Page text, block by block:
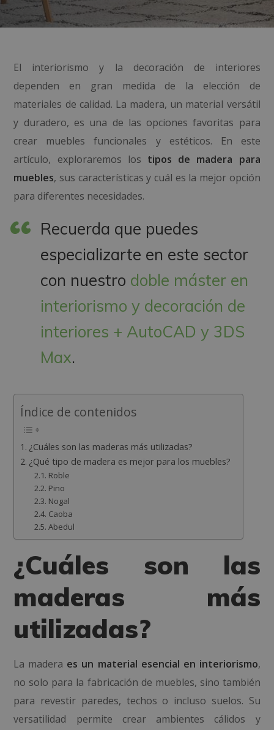
El interiorismo y la decoración de interiores
dependen en gran medida de la elección de
materiales de calidad. La madera, un material versátil
y duradero, es una de las opciones favoritas para
crear muebles funcionales y estéticos. En este
artículo, exploraremos los tipos de madera para
muebles, sus características y cuál es la mejor opción
para diferentes necesidades.
Recuerda que puedes
especializarte en este sector
con nuestro doble máster en
interiorismo y decoración de
interiores + AutoCAD y 3DS
Max.
Índice de contenidos
¿Cuáles son las maderas más utilizadas?
¿Qué tipo de madera es mejor para los muebles?
Roble
Pino
Nogal
Caoba
Abedul
¿Cuáles son las
maderas más
utilizadas?
La madera es un material esencial en interiorismo,
no solo para la fabricación de muebles, sino también
para revestir paredes, techos o incluso suelos. Su
versatilidad permite crear ambientes cálidos y